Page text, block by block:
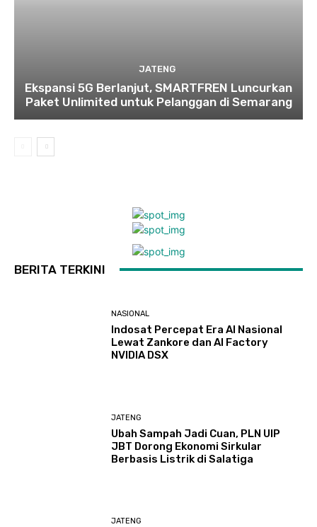
JATENG
Ekspansi 5G Berlanjut, SMARTFREN Luncurkan
Paket Unlimited untuk Pelanggan di Semarang
BERITA TERKINI
NASIONAL
Indosat Percepat Era AI Nasional
Lewat Zankore dan AI Factory
NVIDIA DSX
JATENG
Ubah Sampah Jadi Cuan, PLN UIP
JBT Dorong Ekonomi Sirkular
Berbasis Listrik di Salatiga
JATENG